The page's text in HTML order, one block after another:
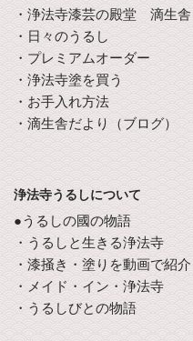
・浄法寺漆芸の殿堂 滴生舎
・日々のうるし
・プレミアムオーダー
・浄法寺塗を買う
・お手入れ方法
・滴生舎だより（ブログ）
浄法寺うるしについて
●うるしの國の物語
・うるしと生きる浄法寺
・漆掻き・塗りを動画で紹介
・メイド・イン・浄法寺
・うるしびとの物語